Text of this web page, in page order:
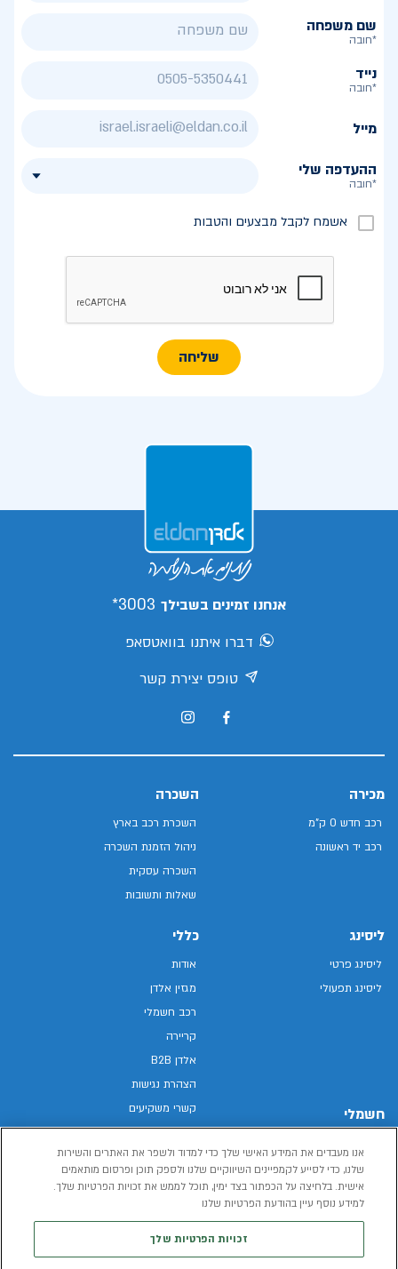
שם משפחה
*חובה
נייד
*חובה
מייל
ההעדפה שלי
*חובה
אשמח לקבל מבצעים והטבות
שליחה
אנחנו זמינים בשבילך 3003*
דברו איתנו בוואטסאפ
טופס יצירת קשר
מכירה
רכב חדש 0 ק"מ
רכב יד ראשונה
השכרה
השכרת רכב בארץ
ניהול הזמנת השכרה
השכרה עסקית
שאלות ותשובות
ליסינג
ליסינג פרטי
ליסינג תפעולי
חשמלי
רכב חשמלי
הכל על רכב חשמלי
כללי
אודות
מגזין אלדן
רכב חשמלי
קריירה
אלדן B2B
הצהרת נגישות
קשרי משקיעים
מפת האתר
מדיניות פרטיות
תנאי שימוש
אנו מעבדים את המידע האישי שלך כדי למדוד ולשפר את האתרים והשירות
שלנו, כדי לסייע לקמפיינים השיווקיים שלנו ולספק תוכן ופרסום מותאמים
אישית. בלחיצה על הכפתור בצד ימין, תוכל לממש את זכויות הפרטיות שלך.
למידע נוסף עיין בהודעת הפרטיות שלנו
זכויות הפרטיות שלך